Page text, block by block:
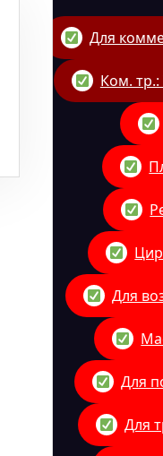
Для
Ком.
Для
Для
Для